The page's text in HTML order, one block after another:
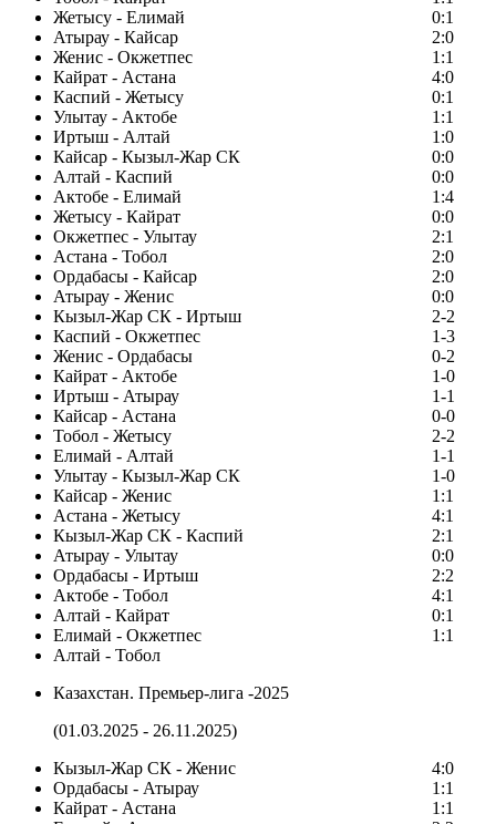
Жетысу - Елимай
0:1
Атырау - Кайсар
2:0
Женис - Окжетпес
1:1
Кайрат - Астана
4:0
Каспий - Жетысу
0:1
Улытау - Актобе
1:1
Иртыш - Алтай
1:0
Кайсар - Кызыл-Жар СК
0:0
Алтай - Каспий
0:0
Актобе - Елимай
1:4
Жетысу - Кайрат
0:0
Окжетпес - Улытау
2:1
Астана - Тобол
2:0
Ордабасы - Кайсар
2:0
Атырау - Женис
0:0
Кызыл-Жар СК - Иртыш
2-2
Каспий - Окжетпес
1-3
Женис - Ордабасы
0-2
Кайрат - Актобе
1-0
Иртыш - Атырау
1-1
Кайсар - Астана
0-0
Тобол - Жетысу
2-2
Елимай - Алтай
1-1
Улытау - Кызыл-Жар СК
1-0
Кайсар - Женис
1:1
Астана - Жетысу
4:1
Кызыл-Жар СК - Каспий
2:1
Атырау - Улытау
0:0
Ордабасы - Иртыш
2:2
Актобе - Тобол
4:1
Алтай - Кайрат
0:1
Елимай - Окжетпес
1:1
Алтай - Тобол
Казахстан. Премьер-лига -2025
(01.03.2025 - 26.11.2025)
Кызыл-Жар СК - Женис
4:0
Ордабасы - Атырау
1:1
Кайрат - Астана
1:1